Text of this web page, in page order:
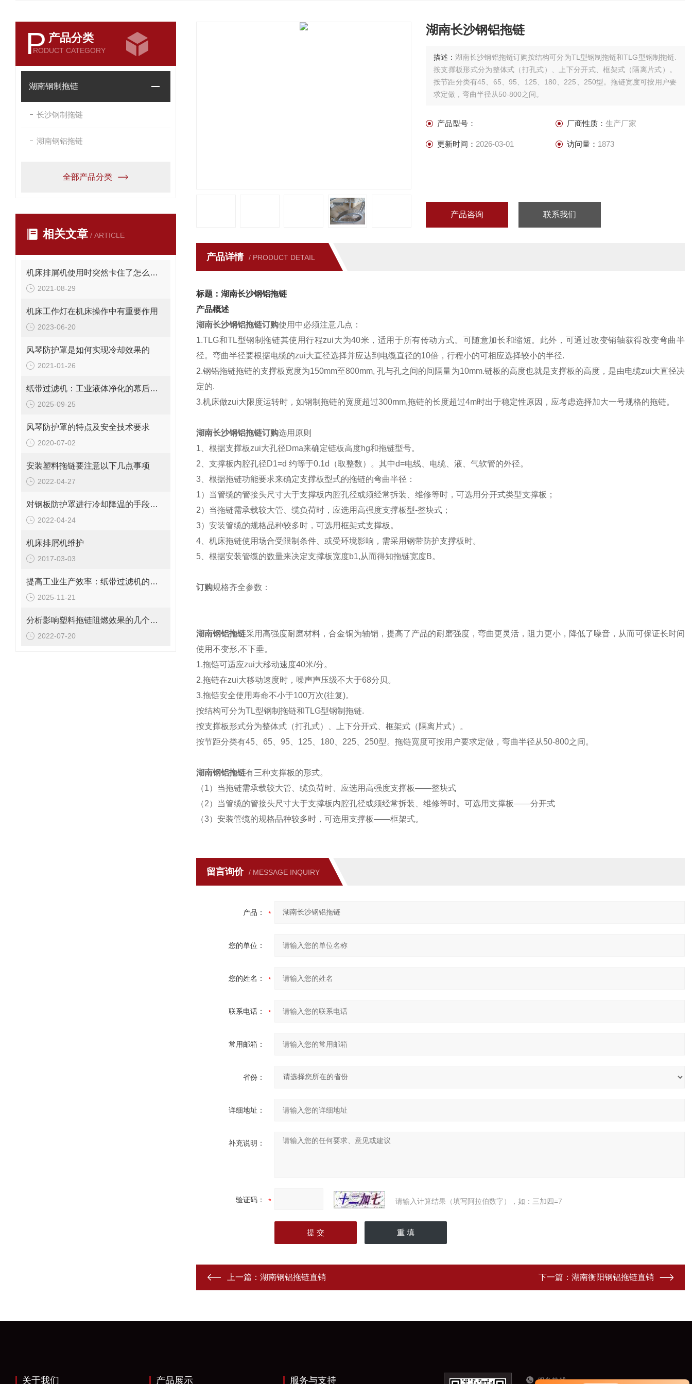
P 产品分类
RODUCT CATEGORY
湖南钢制拖链
长沙钢制拖链
湖南钢铝拖链
全部产品分类
相关文章 / ARTICLE
机床排屑机使用时突然卡住了怎么办？
2021-08-29
机床工作灯在机床操作中有重要作用
2023-06-20
风琴防护罩是如何实现冷却效果的
2021-01-26
纸带过滤机：工业液体净化的幕后英雄
2025-09-25
风琴防护罩的特点及安全技术要求
2020-07-02
安装塑料拖链要注意以下几点事项
2022-04-27
对钢板防护罩进行冷却降温的手段有哪些？
2022-04-24
机床排屑机维护
2017-03-03
提高工业生产效率：纸带过滤机的优势与挑战
2025-11-21
分析影响塑料拖链阻燃效果的几个因素
2022-07-20
湖南长沙钢铝拖链
描述：湖南长沙钢铝拖链订购按结构可分为TL型钢制拖链和TLG型钢制拖链.
按支撑板形式分为整体式（打孔式）、上下分开式、框架式（隔离片式）。
按节距分类有45、65、95、125、180、225、250型。拖链宽度可按用户要
求定做，弯曲半径从50-800之间。
产品型号： 厂商性质： 生产厂家
更新时间： 2026-03-01 访问量： 1873
产品咨询 联系我们
产品详情 / PRODUCT DETAIL
标题：湖南长沙钢铝拖链
产品概述
湖南长沙钢铝拖链订购使用中必须注意几点：
1.TLG和TL型钢制拖链其使用行程zui大为40米，适用于所有传动方式。可随意加长和缩短。此外，可通过改变销轴获得改变弯曲半
径。弯曲半径要根据电缆的zui大直径选择并应达到电缆直径的10倍，行程小的可相应选择较小的半径.
2.钢铝拖链拖链的支撑板宽度为150mm至800mm, 孔与孔之间的间隔量为10mm.链板的高度也就是支撑板的高度，是由电缆zui大直径决
定的.
3.机床做zui大限度运转时，如钢制拖链的宽度超过300mm,拖链的长度超过4m时出于稳定性原因，应考虑选择加大一号规格的拖链。
湖南长沙钢铝拖链订购选用原则
1、根据支撑板zui大孔径Dma来确定链板高度hg和拖链型号。
2、支撑板内腔孔径D1=d 约等于0.1d（取整数）。其中d=电线、电缆、液、气软管的外径。
3、根据拖链功能要求来确定支撑板型式的拖链的弯曲半径：
1）当管缆的管接头尺寸大于支撑板内腔孔径或须经常拆装、维修等时，可选用分开式类型支撑板；
2）当拖链需承载较大管、缆负荷时，应选用高强度支撑板型-整块式；
3）安装管缆的规格品种较多时，可选用框架式支撑板。
4、机床拖链使用场合受限制条件、或受环境影响，需采用钢带防护支撑板时。
5、根据安装管缆的数量来决定支撑板宽度b1,从而得知拖链宽度B。
订购规格齐全参数：
湖南钢铝拖链采用高强度耐磨材料，合金铜为轴销，提高了产品的耐磨强度，弯曲更灵活，阻力更小，降低了噪音，从而可保证长时间
使用不变形,不下垂。
1.拖链可适应zui大移动速度40米/分。
2.拖链在zui大移动速度时，噪声声压级不大于68分贝。
3.拖链安全使用寿命不小于100万次(往复)。
按结构可分为TL型钢制拖链和TLG型钢制拖链.
按支撑板形式分为整体式（打孔式）、上下分开式、框架式（隔离片式）。
按节距分类有45、65、95、125、180、225、250型。拖链宽度可按用户要求定做，弯曲半径从50-800之间。
湖南钢铝拖链有三种支撑板的形式。
（1）当拖链需承载较大管、缆负荷时、应选用高强度支撑板——整块式
（2）当管缆的管接头尺寸大于支撑板内腔孔径或须经常拆装、维修等时。可选用支撑板——分开式
（3）安装管缆的规格品种较多时，可选用支撑板——框架式。
留言询价 / MESSAGE INQUIRY
产品：
您的单位：
您的姓名：
联系电话：
常用邮箱：
省份：
详细地址：
补充说明：
验证码： 请输入计算结果（填写阿拉伯数字），如：三加四=7
上一篇： 湖南钢铝拖链直销 下一篇： 湖南衡阳钢铝拖链直销
关于我们 产品展示 服务与支持 服务热线